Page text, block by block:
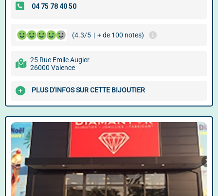
(4.3/5 | + de 100 notes)
25 Rue Emile Augier
26000 Valence
PLUS D'INFOS SUR CETTE BIJOUTIER